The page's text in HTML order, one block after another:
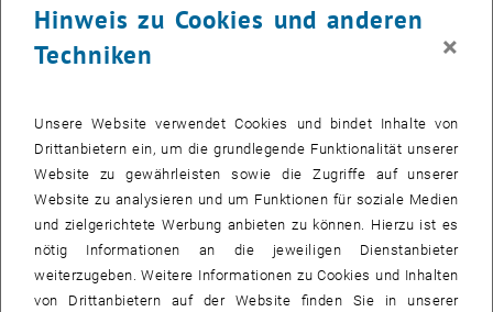
Die Bilder zu diesem Eintrag sind erst nach Login sichtbar.
Seit Jahresbeginn hat der Forschungsbereich
Engineeringmit Prof. Günther Zeck eine neue Leitung. Seine
Neuberufung wurde zum Anlass genommen, längst notwendige
Sanierungs- und Modernisierungsarbeiten am Campus Gußhaus
durchzuführen. Kernstück war die Adaptierung des Laborbereiches
im Trakt CC bei der Stiege 3. Dabei wurde das bestehende Labor
unterteilt, der Faradayraum adaptiert und die Büros modernisiert.
Die Modernisierungsmaßnahmen umfassten unter anderem das
Entfernen von Bodenbelägen und die Erneuerung der
Hinweis zu Cookies und anderen
Techniken
×
Unsere Website verwendet Cookies und bindet Inhalte von
Drittanbietern ein, um die grundlegende Funktionalität unserer
Website zu gewährleisten sowie die Zugriffe auf unserer
Website zu analysieren und um Funktionen für soziale Medien
und zielgerichtete Werbung anbieten zu können. Hierzu ist es
nötig Informationen an die jeweiligen Dienstanbieter
weiterzugeben. Weitere Informationen zu Cookies und Inhalten
von Drittanbietern auf der Website finden Sie in unserer